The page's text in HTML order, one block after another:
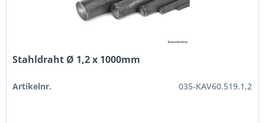
Stahldraht Ø 1,2 x 1000mm
Artikelnr. 035-KAV60.519.1,2